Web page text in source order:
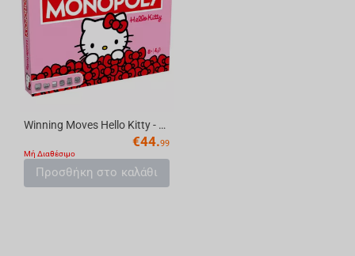
Winning Moves Hello Kitty - Monopoly English
€44.99
Μή Διαθέσιμο
Προσθήκη στο καλάθι